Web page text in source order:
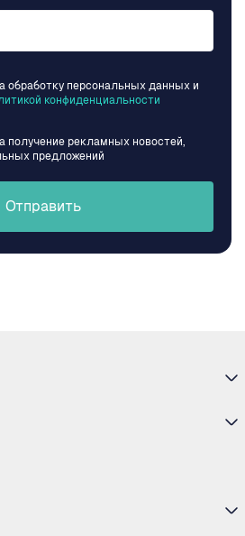
обработку персональных данных и
конфиденциальности
получение рекламных новостей,
предложений
Отправить